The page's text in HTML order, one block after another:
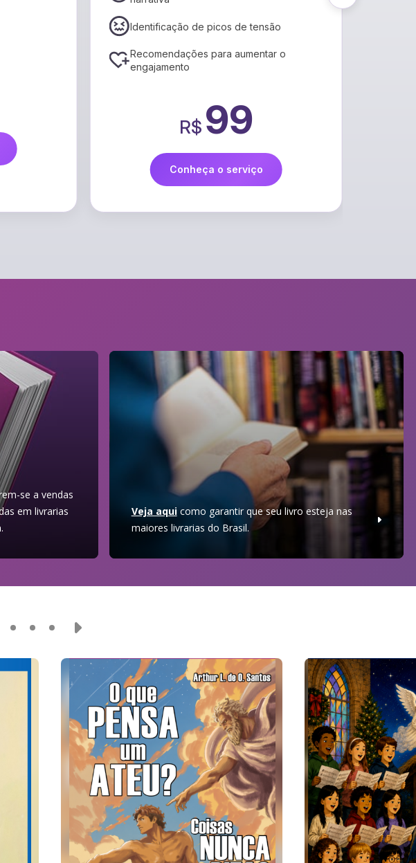
de picos de tensão
para aumentar o
Ajustes via IA para garantir maior
Relatório de metadados
Conheça o serviço
se a vendas
em livrarias
.
Veja aquicomo garantir que seu livro esteja nas
maiores livrarias do Brasil.